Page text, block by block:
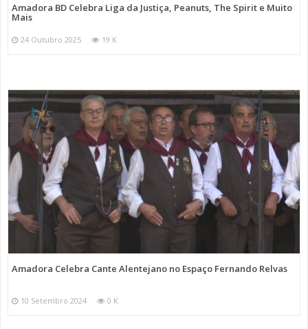
Amadora BD Celebra Liga da Justiça, Peanuts, The Spirit e Muito
Mais
24 Outubro 2025 19 K
Amadora Celebra Cante Alentejano no Espaço Fernando Relvas
10 Setembro 2024 0 K